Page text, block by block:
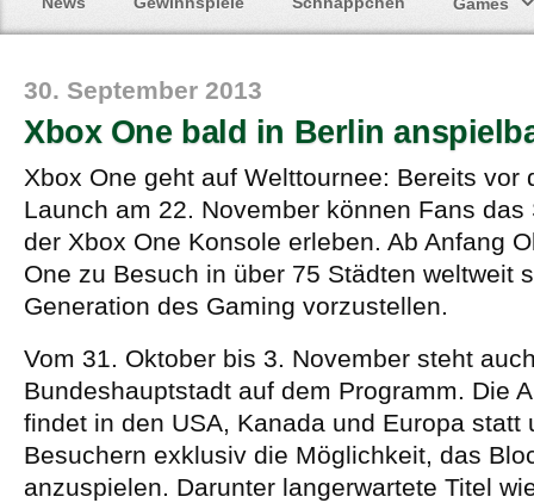
30. September 2013
Xbox One bald in Berlin
Xbox One geht auf Welttournee: Bereits vor
Launch am 22. November können Fans das
der Xbox One Konsole erleben. Ab Anfang
One zu Besuch in über 75 Städten weltweit
Generation des Gaming vorzustellen.
Vom 31. Oktober bis 3. November steht
Bundeshauptstadt auf dem Programm. Die
findet in den USA, Kanada und Europa statt
Besuchern exklusiv die Möglichkeit, das
anzuspielen. Darunter langerwartete Titel